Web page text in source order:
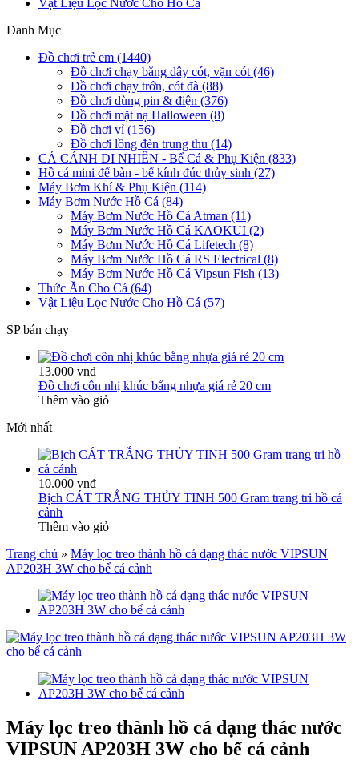
Vật Liệu Lọc Nước Cho Hồ Cá
Danh Mục
Đồ chơi trẻ em (1440)
Đồ chơi chạy bằng dây cót, vặn cót (46)
Đồ chơi chạy trớn, cót đà (88)
Đồ chơi dùng pin & điện (376)
Đồ chơi mặt nạ Halloween (8)
Đồ chơi vỉ (156)
Đồ chơi lồng đèn trung thu (14)
CÁ CẢNH DI NHIÊN - Bể Cá & Phụ Kiện (833)
Hồ cá mini để bàn - bể kính đúc thủy sinh (27)
Máy Bơm Khí & Phụ Kiện (114)
Máy Bơm Nước Hồ Cá (84)
Máy Bơm Nước Hồ Cá Atman (11)
Máy Bơm Nước Hồ Cá KAOKUI (2)
Máy Bơm Nước Hồ Cá Lifetech (8)
Máy Bơm Nước Hồ Cá RS Electrical (8)
Máy Bơm Nước Hồ Cá Vipsun Fish (13)
Thức Ăn Cho Cá (64)
Vật Liệu Lọc Nước Cho Hồ Cá (57)
SP bán chạy
13.000 vnđ
Đồ chơi côn nhị khúc bằng nhựa giá rẻ 20 cm
Thêm vào giỏ
Mới nhất
10.000 vnđ
Bịch CÁT TRẮNG THỦY TINH 500 Gram trang tri hồ cá
cảnh
Thêm vào giỏ
Trang chủ » Máy lọc treo thành hồ cá dạng thác nước VIPSUN
AP203H 3W cho bể cá cảnh
Máy lọc treo thành hồ cá dạng thác nước
VIPSUN AP203H 3W cho bể cá cảnh